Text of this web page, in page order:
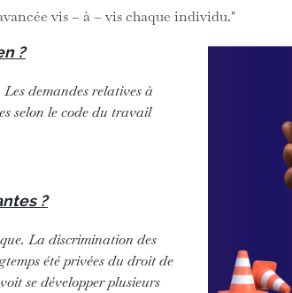
vis – à – vis chaque individu."
?
demandes relatives à
selon le code du travail
?
La discrimination des
été privées du droit de
se développer plusieurs